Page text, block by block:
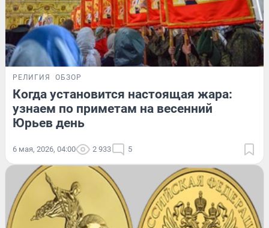
РЕЛИГИЯ ОБЗОР
Когда установится настоящая жара:
узнаем по приметам на весенний
Юрьев день
6 мая, 2026, 04:00 2 933 5